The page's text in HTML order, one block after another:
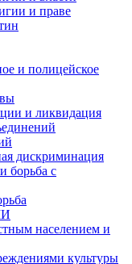
и праве
и полицейское
и ликвидация
дискриминация
борьба с
населением и
культуры